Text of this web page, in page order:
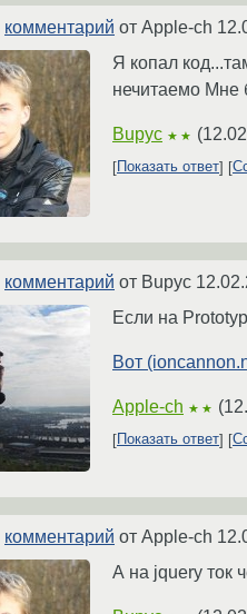
комментарий от Apple-ch
Я копал
нечитаемо Мне
Bupyc ★★ (
Показать ответ
комментарий от Bupyc
Если на
Вот
Apple-ch ★★ (
Показать ответ
комментарий от Apple-ch
А на jquery ток